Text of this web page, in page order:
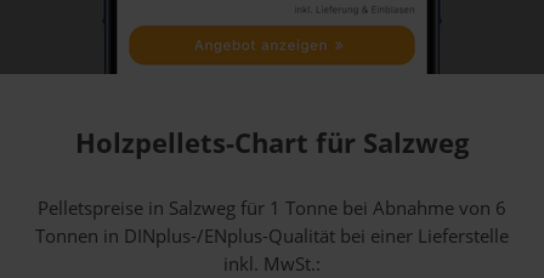
Holzpellets-Chart für Salzweg
Pelletspreise in Salzweg für 1 Tonne bei Abnahmevon 6
Tonnen in DINplus-/ENplus-Qualität bei einer Lieferstelle
inkl. MwSt.: